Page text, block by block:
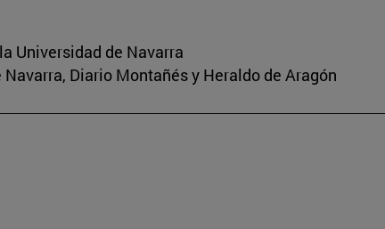
Universidad de Navarra
Diario Montañés y Heraldo de Aragón